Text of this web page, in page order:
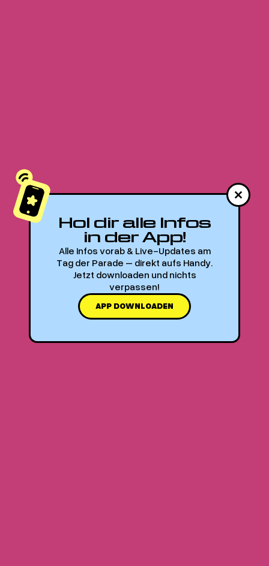
Street
Parade
Hol dir alle Infos
in der App!
Alle Infos vorab & Live-Updates am
Tag der Parade – direkt aufs Handy.
Jetzt downloaden und nichts
verpassen!
APP DOWNLOADEN